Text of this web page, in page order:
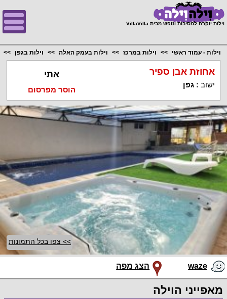
וילות יוקרה למסיבות ונופש מבית VillaVilla
וילות - עמוד ראשי וילות במרכז וילות בעמק האלה וילות בגפן
אחוזת אבן ספיר
ישוב :גפן
אתי
הוסר מפרסום
>> צפו בכל התמונות
waze הצג מפה
מאפייני הוילה